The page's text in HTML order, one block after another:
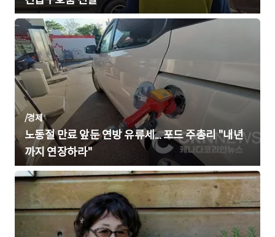
/경제
노동절 만료 앞둔 연방 유류세... 포드 주총리 "내년
까지 연장하라"